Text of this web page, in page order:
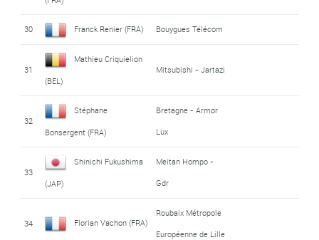
30 Franck Renier (FRA) Bouygues Télécom
31
Mathieu Criquielion
(BEL)
Mitsubishi - Jartazi
32
Stéphane
Bonsergent (FRA)
Bretagne - Armor
Lux
33
Shinichi Fukushima
(JAP)
Meitan Hompo -
Gdr
34 Florian Vachon (FRA)
Roubaix Métropole
Européenne de Lille